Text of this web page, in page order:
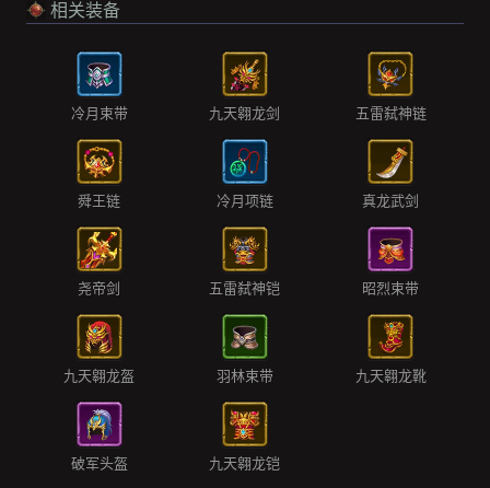
相关装备
冷月束带 九天翱龙剑 五雷弑神链
舜王链 冷月项链 真龙武剑
尧帝剑 五雷弑神铠 昭烈束带
九天翱龙盔 羽林束带 九天翱龙靴
破军头盔 九天翱龙铠